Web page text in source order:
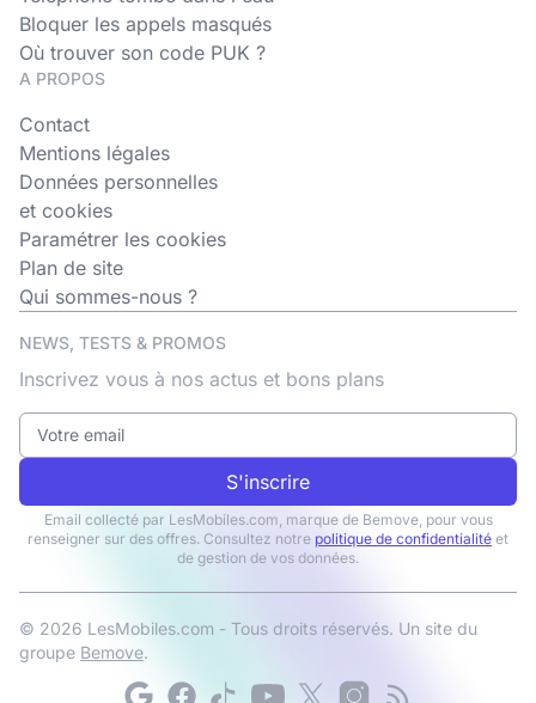
Bloquer les appels masqués
Où trouver son code PUK ?
A PROPOS
Contact
Mentions légales
Données personnelles
et cookies
Paramétrer les cookies
Plan de site
Qui sommes-nous ?
NEWS, TESTS & PROMOS
Inscrivez vous à nos actus et bons plans
S'inscrire
Email collecté par LesMobiles.com, marque de Bemove, pour vous
renseigner sur des offres. Consultez notre politique de confidentialité et
de gestion de vos données.
© 2026 LesMobiles.com - Tous droits réservés. Un site du
groupe Bemove.